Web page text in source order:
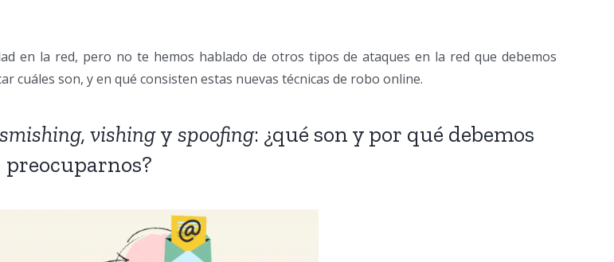
en la red, pero no te hemos hablado de otros tipos de ataques en la red que debemos
cuáles son, y en qué consisten estas nuevas técnicas de robo online.
vishingy spoofing: ¿qué son y por qué debemos
preocuparnos?